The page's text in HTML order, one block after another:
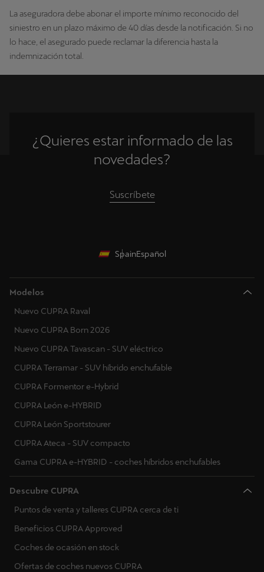
La aseguradora debe abonar el importe mínimo reconocido del
siniestro en un plazo máximo de 40 días desde la notificación. Si no
lo hace, el asegurado puede reclamar la diferencia hasta la
indemnización total.
¿Quieres estar informado de las
novedades?
Suscríbete
SpainEspañol
Modelos
Nuevo CUPRA Raval
Nuevo CUPRA Born 2026
Nuevo CUPRA Tavascan - SUV eléctrico
CUPRA Terramar - SUV híbrido enchufable
CUPRA Formentor e-Hybrid
CUPRA León e-HYBRID
CUPRA León Sportstourer
CUPRA Ateca - SUV compacto
Gama CUPRA e-HYBRID - coches híbridos enchufables
Descubre CUPRA
Puntos de venta y talleres CUPRA cerca de ti
Beneficios CUPRA Approved
Coches de ocasión en stock
Ofertas de coches nuevos CUPRA